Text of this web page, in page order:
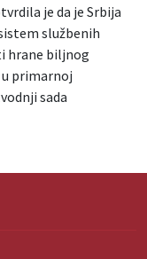
je da je Srbija
službenih
hrane biljnog
primarnoj
sada